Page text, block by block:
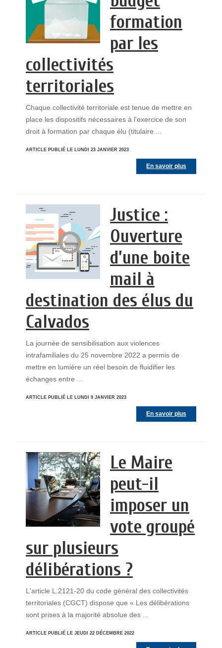
formation
par les
collectivités
territoriales
Chaque collectivité territoriale est tenue de mettre en
place les dispositifs nécessaires à l'exercice de son
droit à formation par chaque élu (titulaire ...
ARTICLE PUBLIÉ LE LUNDI 23 JANVIER 2023
En savoir plus
Justice :
Ouverture
d’une boite
mail à
destination des élus du
Calvados
La journée de sensibilisation aux violences
intrafamiliales du 25 novembre 2022 a permis de
mettre en lumière un réel besoin de fluidifier les
échanges entre ...
ARTICLE PUBLIÉ LE LUNDI 9 JANVIER 2023
En savoir plus
Le Maire
peut-il
imposer un
vote groupé
sur plusieurs
délibérations ?
L'article L.2121-20 du code général des collectivités
territoriales (CGCT) dispose que « Les délibérations
sont prises à la majorité absolue des ...
ARTICLE PUBLIÉ LE JEUDI 22 DÉCEMBRE 2022